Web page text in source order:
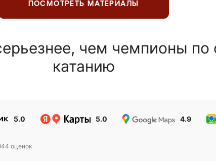
ПОСМОТРЕТЬ МАТЕРИАЛЫ
чем чемпионы по
катанию
5.0 5.0 4.9
оценок